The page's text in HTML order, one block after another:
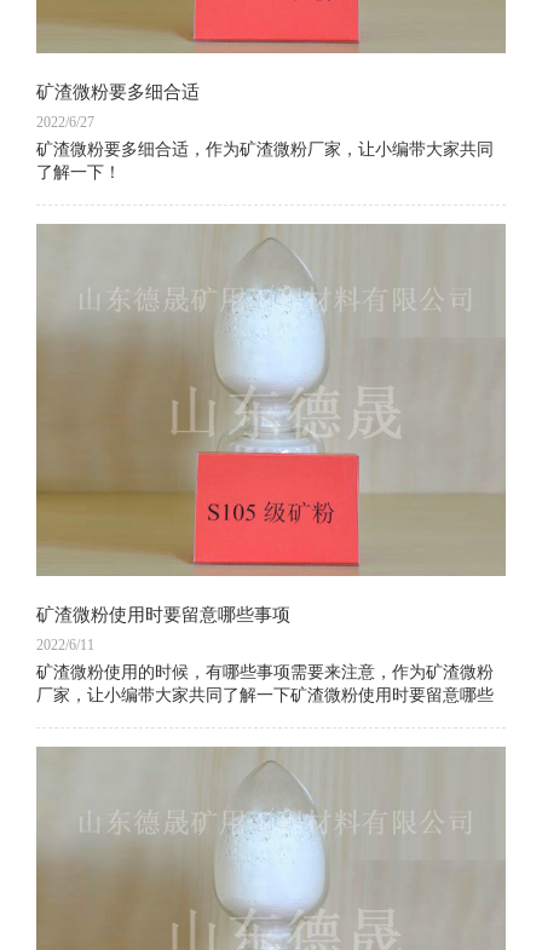
矿渣微粉要多细合适
2022/6/27
矿渣微粉要多细合适，作为矿渣微粉厂家，让小编带大家共同
了解一下！
矿渣微粉使用时要留意哪些事项
2022/6/11
矿渣微粉使用的时候，有哪些事项需要来注意，作为矿渣微粉
厂家，让小编带大家共同了解一下矿渣微粉使用时要留意哪些